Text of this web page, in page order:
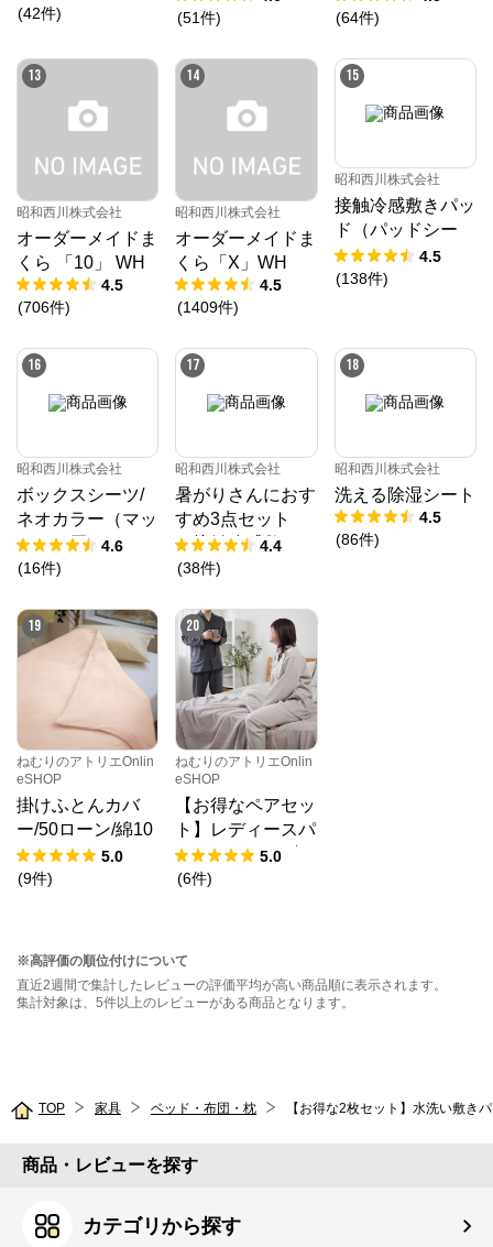
(42件)
(51件)
(64件)
13
昭和西川株式会社
オーダーメイドま
くら 「10」 WH
4.5
(706件)
14
昭和西川株式会社
オーダーメイドま
くら「X」WH
4.5
(1409件)
15
昭和西川株式会社
接触冷感敷きパッ
ド（パッドシー
ツ）
4.5
(138件)
16
昭和西川株式会社
ボックスシーツ/
ネオカラー（マッ
トレス厚み23㎝
まで対応）
4.6
(16件)
17
昭和西川株式会社
暑がりさんにおす
すめ3点セット
（接触冷感敷きパ
ッド、接触冷感ケ
パッド）
4.4
(38件)
18
昭和西川株式会社
洗える除湿シート
4.5
(86件)
19
ねむりのアトリエOnlin
eSHOP
掛けふとんカバ
ー/50ローン/綿10
0％
5.0
(9件)
20
ねむりのアトリエOnlin
eSHOP
【お得なペアセッ
ト】レディースパ
ジャマ・メンズパ
ジャマ/和晒し2重
5.0
(6件)
※高評価の順位付けについて
直近2週間で集計したレビューの評価平均が高い商品順に表示されます。
集計対象は、5件以上のレビューがある商品となります。
TOP 家具 ベッド・布団・枕 【お得な2枚セット】水洗い敷き
商品・レビューを探す
カテゴリから探す